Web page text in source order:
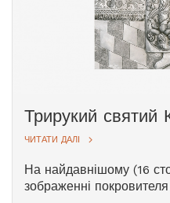
Трирукий святий
ЧИТАТИ ДАЛІ
На найдавнішому (16
зображенні